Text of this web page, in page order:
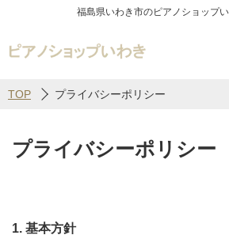
福島県いわき市のピアノショップ
TOP プライバシーポリシー
プライバシーポリシー
1. 基本方針